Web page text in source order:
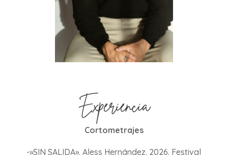
Experiencia
Cortometrajes
-»SIN SALIDA». Aless Hernández. 2026. Festival